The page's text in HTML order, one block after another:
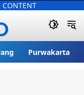
CONTENT
Purwakarta